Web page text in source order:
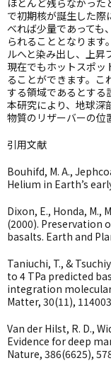
ほとんど残らなかっ
で初期核が誕生した
べれば少量であっても
られることとなります
ルへと染み出し、上昇
現在でもホットスポッ
ることができます。こ
する領域であるとする
本研究により、地球深
物質のリザーバーの位
引用文献
Bouhifd, M. A.,
Helium in Earth’s
Dixon, E., Honda, M.,
(2000). Preservation
basalts. Earth and
Taniuchi, T., &
to 4 TPa predicted
integration molecular
Matter, 30(11),
Van der Hilst, R. D.,
Evidence for deep
Nature, 386(6625),